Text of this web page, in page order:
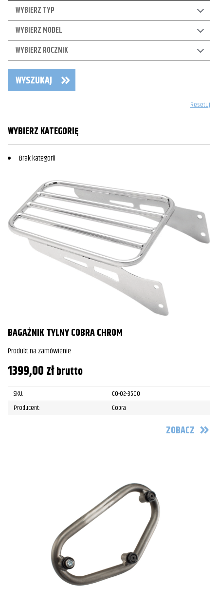
WYBIERZ TYP
WYBIERZ MODEL
WYBIERZ ROCZNIK
WYSZUKAJ
Resetuj
WYBIERZ KATEGORIĘ
Brak kategorii
BAGAŻNIK TYLNY COBRA CHROM
Produkt na zamówienie
1399,00złbrutto
SKU:
CO-02-3500
Producent:
Cobra
ZOBACZ